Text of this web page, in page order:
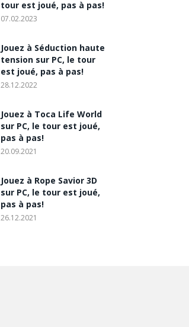
tour est joué, pas à pas!
07.02.2023
Jouez à Séduction haute
tension sur PC, le tour
est joué, pas à pas!
28.12.2022
Jouez à Toca Life World
sur PC, le tour est joué,
pas à pas!
20.09.2021
Jouez à Rope Savior 3D
sur PC, le tour est joué,
pas à pas!
26.12.2021